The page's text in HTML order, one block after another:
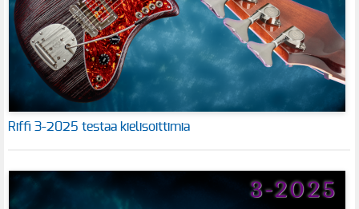
Riffi 3-2025 testaa kielisoittimia